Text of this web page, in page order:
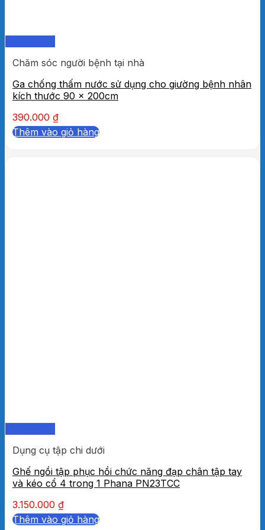
Chăm sóc người bệnh tại nhà
Ga chống thấm nước sử dụng cho giường bệnh nhân
kích thước 90 x 200cm
390.000 ₫
Thêm vào giỏ hàng
Dụng cụ tập chi dưới
Ghế ngồi tập phục hồi chức năng đạp chân tập tay
và kéo cổ 4 trong 1 Phana PN23TCC
3.150.000 ₫
Thêm vào giỏ hàng